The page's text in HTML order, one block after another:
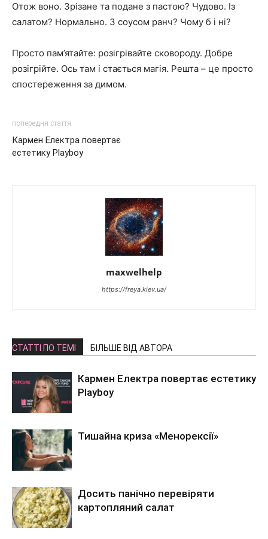
Отож воно. Зрізане та подане з пастою? Чудово. Із
салатом? Нормально. З соусом ранч? Чому б і ні?
Просто пам’ятайте: розігрівайте сковороду. Добре
розігрійте. Ось там і стається магія. Решта – це просто
спостереження за димом.
попередня стаття
Кармен Електра повертає
естетику Playboy
maxwelhelp
https://freya.kiev.ua/
СТАТТІ ПО ТЕМІ БІЛЬШЕ ВІД АВТОРА
Кармен Електра повертає естетику
Playboy
Тишайна криза «Менорексії»
Досить панічно перевіряти
картопляний салат